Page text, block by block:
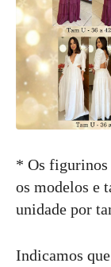
* Os figurinos
os modelos e
unidade por
Indicamos